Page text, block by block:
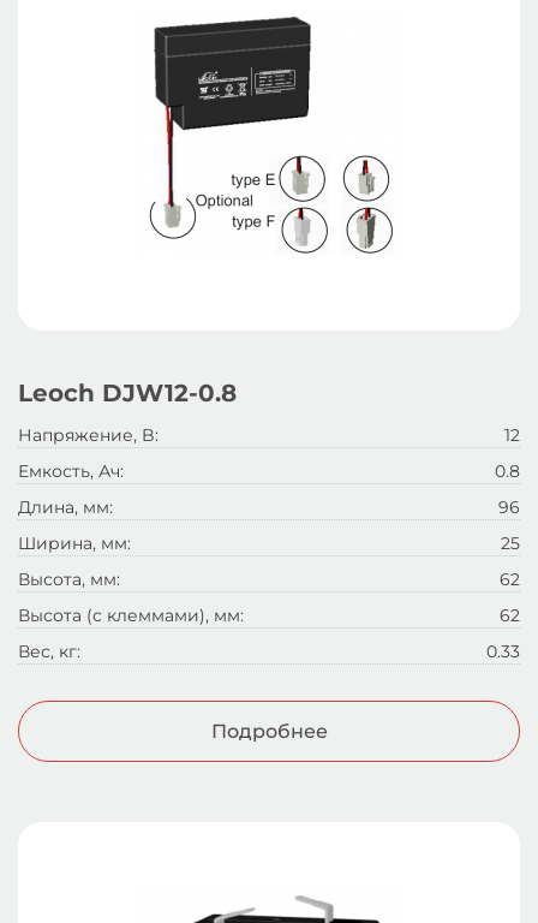
Leoch DJW12-0.8
Напряжение, B:
12
Емкость, Ач:
0.8
Длина, мм:
96
Ширина, мм:
25
Высота, мм:
62
Высота (с клеммами), мм:
62
Вес, кг:
0.33
Подробнее